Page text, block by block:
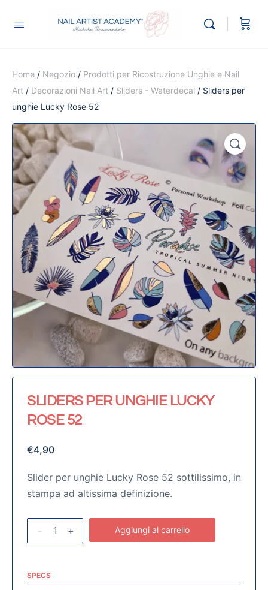
Home / Negozio / Prodotti per Ricostruzione Unghie e Nail
Art / Decorazioni Nail Art / Sliders - Waterdecal / Sliders per
unghie Lucky Rose 52
🔍
SLIDERS PER UNGHIE LUCKY
ROSE 52
€4,90
Slider per unghie Lucky Rose 52 sottilissimo, in
stampa ad altissima definizione.
- + Aggiungi al carrello
SPECS